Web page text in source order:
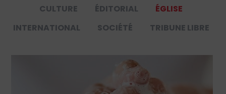
CULTURE
ÉDITORIAL
ÉGLISE
INTERNATIONAL
SOCIÉTÉ TRIBUNE LIBRE